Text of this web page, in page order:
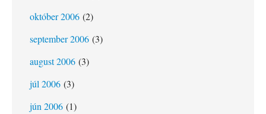
október 2006 (2)
september 2006 (3)
august 2006 (3)
júl 2006 (3)
jún 2006 (1)